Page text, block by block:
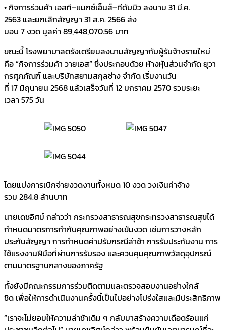
• กิจการร่วมค้า เอสที–แมกซ์เอ็นส์–ทีดับบิว ลงนาม 31 มี.ค.
2563 และยกเลิกสัญญา 31 ส.ค. 2566 ส่ง
มอบ 7 งวด มูลค่า 89,448,070.56 บาท
ขณะนี้ โรงพยาบาลตรังเตรียมลงนามสัญญากับผู้รับจ้างรายใหม่
คือ ”กิจการร่วมค้า วายเอส“ ซึ่งประกอบด้วย ห้างหุ้นส่วนจำกัด ยุวา
กรศุภภัณฑ์ และบริษัทสยามสกุลช่าง จำกัด เริ่มงานวัน
ที่ 17 มิถุนายน 2568 แล้วเสร็จวันที่ 12 มกราคม 2570 รวมระยะ
เวลา 575 วัน
โดยแบ่งการเบิกจ่ายงวดงานทั้งหมด 10 งวด วงเงินค่าจ้าง
รวม 284.8 ล้านบาท
นายเดชอิศม์ กล่าวว่า กระทรวงสาธารณสุขกระทรวงสาธารณสุขได้
กำหนดมาตรการกำกับคุณภาพอย่างเข้มงวด เช่นการวางหลัก
ประกันสัญญา การกำหนดค่าปรับกรณีล่าช้า การรับประกันงาน การ
ใช้แรงงานฝีมือที่ผ่านการรับรอง และควบคุมคุณภาพวัสดุอุปกรณ์
ตามมาตรฐานกลางของภาครัฐ
ทั้งยังมีคณะกรรมการร่วมติดตามและตรวจสอบงานอย่างใกล้
ชิด เพื่อให้การดำเนินงานครั้งนี้เป็นไปอย่างโปร่งใสและมีประสิทธิภาพ
“เราจะไม่ยอมให้ความล่าช้าเดิม ๆ กลับมาสร้างความเดือดร้อนแก่